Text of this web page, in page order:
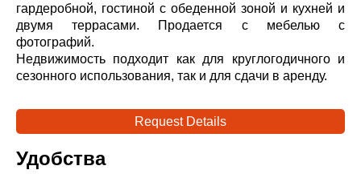
гардеробной, гостиной с обеденной зоной и кухней и
двумя террасами. Продается с мебелью с
фотографий.
Недвижимость подходит как для круглогодичного и
сезонного использования, так и для сдачи в аренду.
Request Details
Удобства